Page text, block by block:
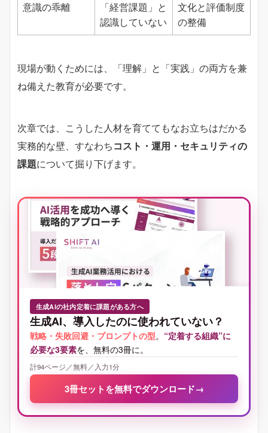
意識の乖離
「経営課題」と
認識していない
文化と評価制度
の整備
現場が動くためには、「理解」と「実践」の両方を兼
ね備えた教育が必要です。
次章では、こうした人材を育ててもなお立ちはだかる
実務的な壁、すなわち コスト・運用・セキュリティの
課題について掘り下げます。
生成AIの社内定着に課題がある方へ
生成AI、導入したのに使われていない？
戦略・失敗回避・プロンプトの型。 “定着する組織”に
必要な3要素を、無料の3冊に。
計94ページ／無料／入力1分
3冊セットを無料でダウンロード→